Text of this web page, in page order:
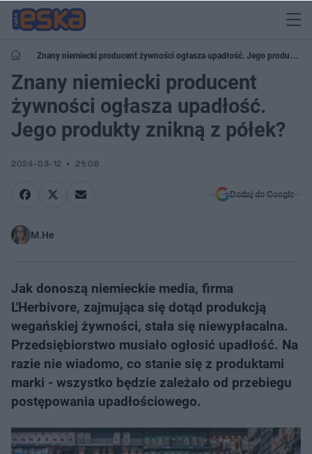
Znany niemiecki producent żywności ogłasza upadłość. Jego produkty
znikną z półek?
Znany niemiecki producent
żywności ogłasza upadłość.
Jego produkty znikną z półek?
2024-03-12 21:08
Dodaj do Google
M.He
Jak donoszą niemieckie media, firma
L'Herbivore, zajmująca się dotąd produkcją
wegańskiej żywności, stała się niewypłacalna.
Przedsiębiorstwo musiało ogłosić upadłość. Na
razie nie wiadomo, co stanie się z produktami
marki - wszystko będzie zależało od przebiegu
postępowania upadłościowego.